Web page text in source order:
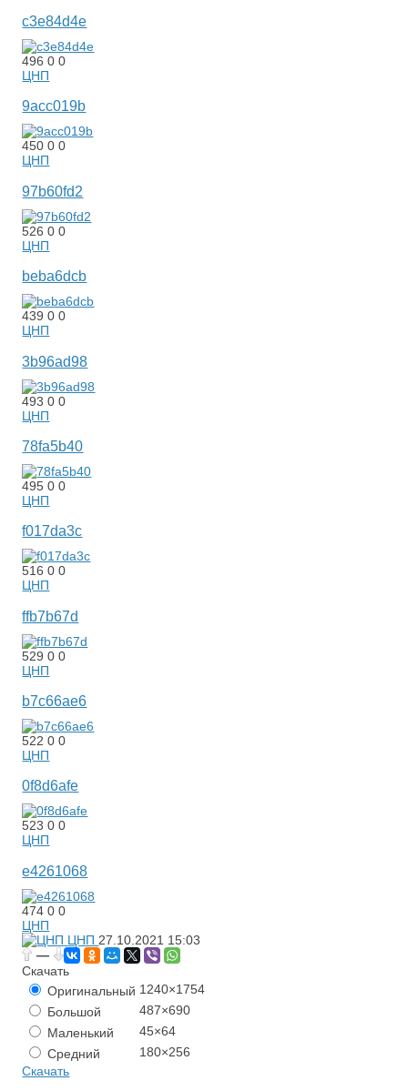
c3e84d4e
49600
ЦНП
9acc019b
45000
ЦНП
97b60fd2
52600
ЦНП
beba6dcb
43900
ЦНП
3b96ad98
49300
ЦНП
78fa5b40
49500
ЦНП
f017da3c
51600
ЦНП
ffb7b67d
52900
ЦНП
b7c66ae6
52200
ЦНП
0f8d6afe
52300
ЦНП
e4261068
47400
ЦНП
ЦНП 27.10.2021 15:03
—
Скачать
Оригинальный 1240×1754
Большой
487×690
Маленький
45×64
Средний
180×256
Скачать